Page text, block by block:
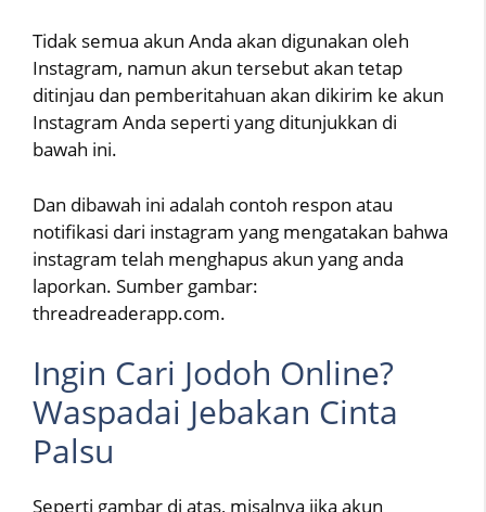
Tidak semua akun Anda akan digunakan oleh
Instagram, namun akun tersebut akan tetap
ditinjau dan pemberitahuan akan dikirim ke akun
Instagram Anda seperti yang ditunjukkan di
bawah ini.
Dan dibawah ini adalah contoh respon atau
notifikasi dari instagram yang mengatakan bahwa
instagram telah menghapus akun yang anda
laporkan. Sumber gambar:
threadreaderapp.com.
Ingin Cari Jodoh Online?
Waspadai Jebakan Cinta
Palsu
Seperti gambar di atas, misalnya jika akun